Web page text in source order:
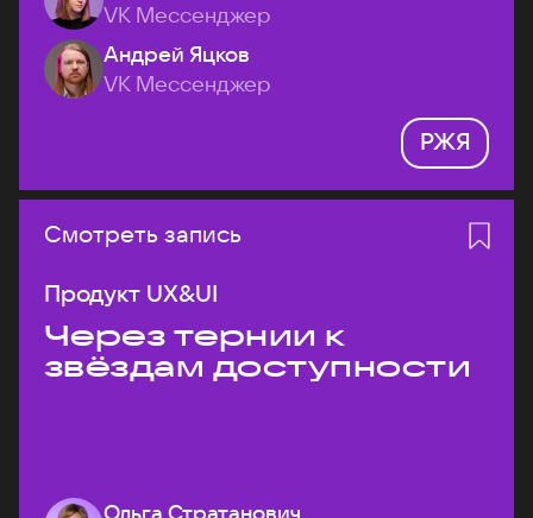
VK Мессенджер
Андрей Яцков
VK Мессенджер
РЖЯ
Смотреть запись
Продукт UX&UI
Через тернии к
звёздам доступности